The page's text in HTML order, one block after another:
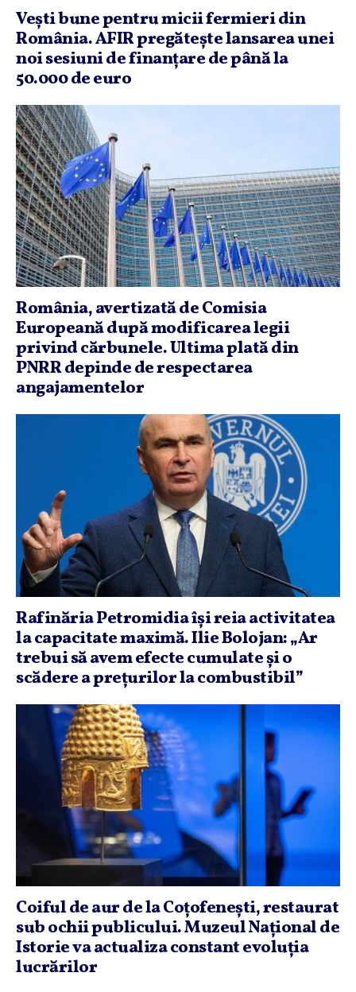
Veşti bune pentru micii fermieri din
România. AFIR pregăteşte lansarea unei
noi sesiuni de finanţare de până la
50.000 de euro
România, avertizată de Comisia
Europeană după modificarea legii
privind cărbunele. Ultima plată din
PNRR depinde de respectarea
angajamentelor
Rafinăria Petromidia îşi reia activitatea
la capacitate maximă. Ilie Bolojan: „Ar
trebui să avem efecte cumulate şi o
scădere a preţurilor la combustibil”
Coiful de aur de la Coţofeneşti, restaurat
sub ochii publicului. Muzeul Naţional de
Istorie va actualiza constant evoluţia
lucrărilor